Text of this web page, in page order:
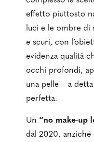
effetto piuttosto
luci e le ombre di
e scuri, con
evidenza qualità
occhi profondi,
una pelle – a
perfetta.
Un “no make-up
dal 2020,